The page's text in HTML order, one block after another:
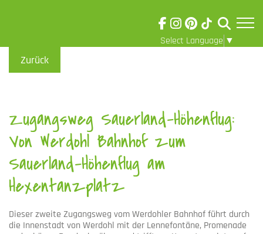
Assistenzsoftware
öffnen.
Select Language ▼
Zurück
Zugangsweg Sauerland-Höhenflug:
Von Werdohl Bahnhof zum
Sauerland-Höhenflug am
Hexentanzplatz
Dieser zweite Zugangsweg vom Werdohler Bahnhof führt durch
die Innenstadt von Werdohl mit der Lennefontäne, Promenade